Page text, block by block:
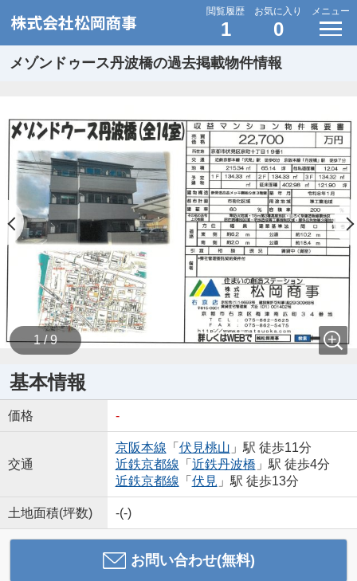
閲覧履歴
1
お気に入り
0
メニュー
メゾンドゥース丹波橋の過去掲載物件情報
1 / 9
基本情報
価格 -
交通
京阪本線 「 伏見桃山 」駅 徒歩11分
近鉄京都線 「 近鉄丹波橋 」駅 徒歩4分
近鉄京都線 「 伏見 」駅 徒歩13分
土地面積(坪数) -(-)
お問い合わせ(無料)